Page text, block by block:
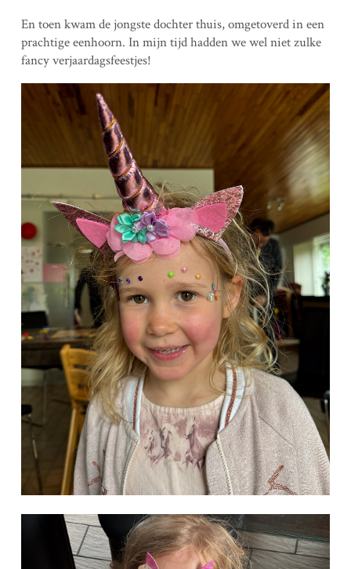
En toen kwam de jongste dochter thuis, omgetoverd in een
prachtige eenhoorn. In mijn tijd hadden we wel niet zulke
fancy verjaardagsfeestjes!